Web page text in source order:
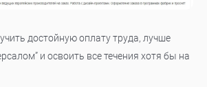
достойную оплату труда, лучше
и освоить все течения хотя бы на